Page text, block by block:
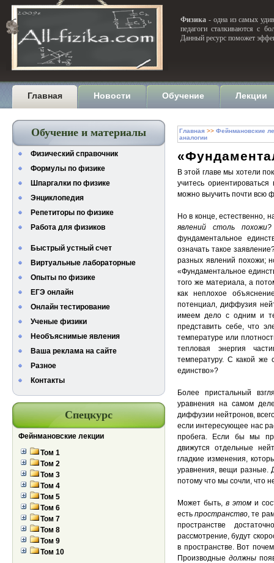
Физика - одна из самых
педагоги сталкиваются с
Данный ресурс поможет
Главная Новости Обучение Лекции
Обучение и материалы
Физический справочник
Формулы по физике
Шпаргалки по физике
Энциклопедия
Репетиторы по физике
Работа для физиков
Быстрый устный счет
Виртуальные лабораторные
Опыты по физике
ЕГЭ онлайн
Онлайн тестирование
Ученые физики
Необъяснимые явления
Ваша реклама на сайте
Разное
Контакты
Спецкурс
Фейнмановские лекции
Том 1
Том 2
Том 3
Том 4
Том 5
Том 6
Том 7
Том 8
Том 9
Том 10
Главная >> Фейнмановские
аналогии
В этой главе мы хотели
учитесь
можно выучить почти всю
Но в конце, естественно,
явлений столь
фундаментальное
означать такое
разных явлений похожи;
«Фундаментальное
того же материала, а
как неплохое
потенциал, диффузия
имеем дело с одним и
представить себе, что
температуре или
тепловая энергия
температуру. С какой же
единство»?
Более пристальный
уравнения на самом
диффузии нейтронов,
если интересующее нас
пробега. Если бы мы
движутся отдельные
гладкие изменения,
уравнения, вещи разные.
потому что мы сочли, что
Может быть, в этом и
естьпространство, те
пространстве
рассмотрение, будут
в пространстве. Вот
Производные должны